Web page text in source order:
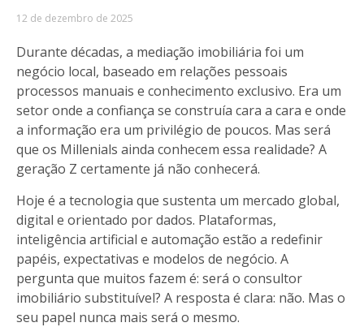
12 de dezembro de 2025
Durante décadas, a mediação imobiliária foi um
negócio local, baseado em relações pessoais
processos manuais e conhecimento exclusivo. Era um
setor onde a confiança se construía cara a cara e onde
a informação era um privilégio de poucos. Mas será
que os Millenials ainda conhecem essa realidade? A
geração Z certamente já não conhecerá.
Hoje é a tecnologia que sustenta um mercado global,
digital e orientado por dados. Plataformas,
inteligência artificial e automação estão a redefinir
papéis, expectativas e modelos de negócio. A
pergunta que muitos fazem é: será o consultor
imobiliário substituível? A resposta é clara: não. Mas o
seu papel nunca mais será o mesmo.